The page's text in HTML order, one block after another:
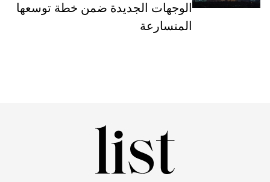
الوجهات الجديدة ضمن خطة توسعها
المتسارعة